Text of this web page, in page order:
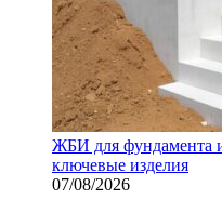
ЖБИ для фундамента и
ключевые изделия
07/08/2026